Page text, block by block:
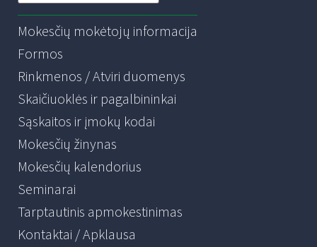
Mokesčių mokėtojų informacija
Formos
Rinkmenos / Atviri duomenys
Skaičiuoklės ir pagalbininkai
Sąskaitos ir įmokų kodai
Mokesčių žinynas
Mokesčių kalendorius
Seminarai
Tarptautinis apmokestinimas
Kontaktai / Apklausa